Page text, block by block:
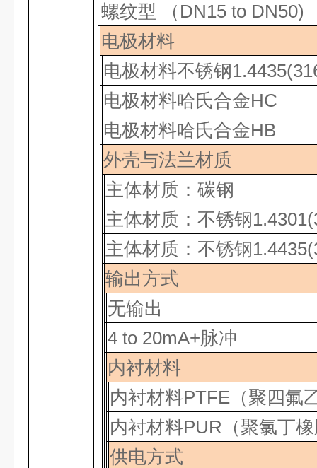
螺纹型
（ DN15 to DN50)
电极材料
电极材料不锈钢
电极材料哈氏合金HC
电极材料哈氏合金HB
外壳与法兰材质
主体材质：碳钢
主体材质：不锈钢
主体材质：不锈钢
输出方式
无输出
4 to 20mA+脉冲
内衬材料
内衬材料PTFE （聚四氟
内衬材料PUR （聚氯丁
供电方式